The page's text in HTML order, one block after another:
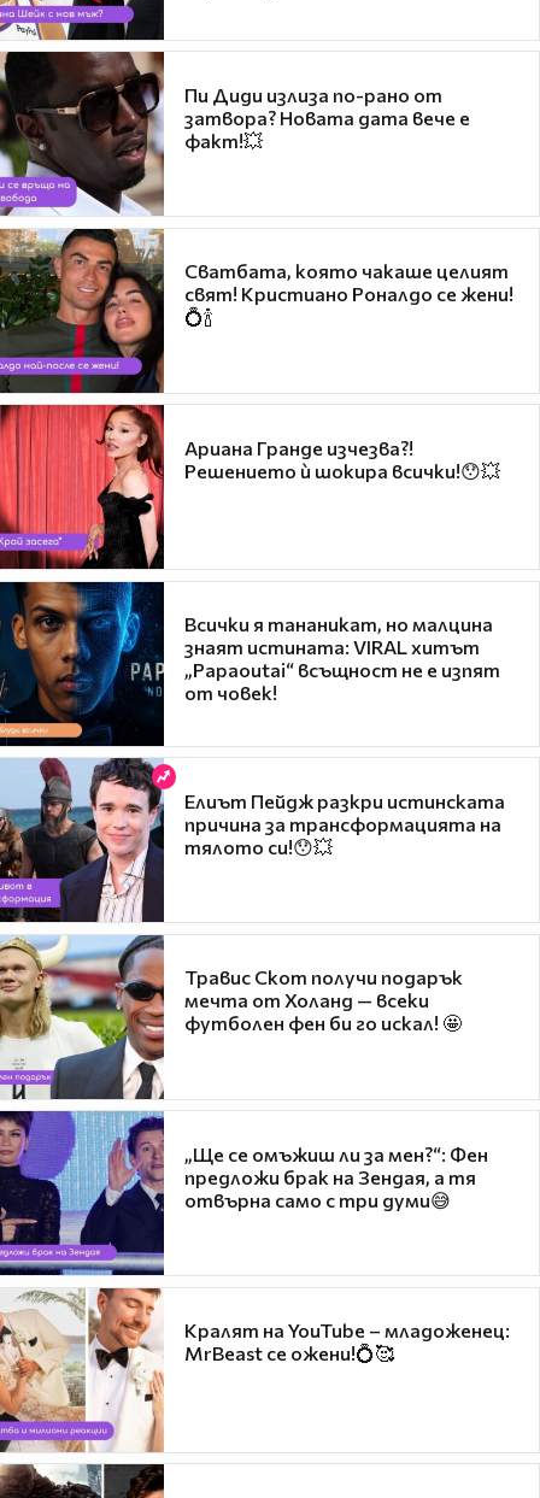
Пи Диди излиза по-рано от
затвора? Новата дата вече е
факт!💥
Сватбата, която чакаше целият
свят! Кристиано Роналдо се жени!
💍🍾
Ариана Гранде изчезва?!
Решението ѝ шокира всички!😯💥
Всички я тананикат, но малцина
знаят истината: VIRAL хитът
„Papaoutai“ всъщност не е изпят
от човек!
Елиът Пейдж разкри истинската
причина за трансформацията на
тялото си!😯💥
Травис Скот получи подарък
мечта от Холанд — всеки
футболен фен би го искал! 🤩
„Ще се омъжиш ли за мен?“: Фен
предложи брак на Зендая, а тя
отвърна само с три думи😅
Кралят на YouTube – младоженец:
MrBeast се ожени!💍🥰